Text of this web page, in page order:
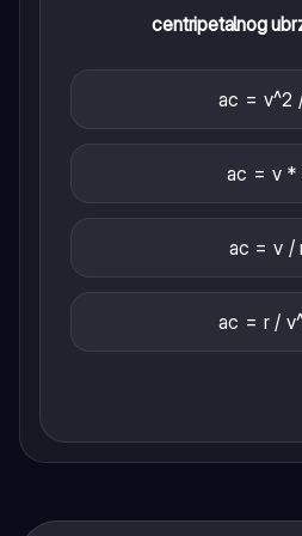
centripetalnog
ac = v^2
ac = v *
ac = v /
ac = r /